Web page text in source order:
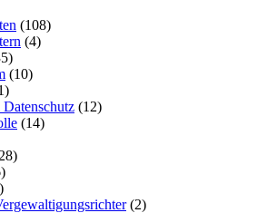
(108)
(4)
(10)
(12)
(14)
(2)